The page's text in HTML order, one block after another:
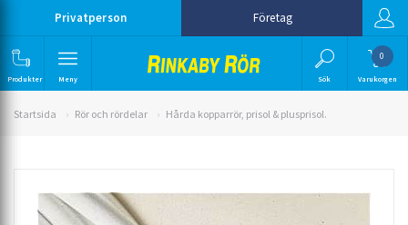
Privatperson Företag
Produkter Meny Sök
0
Varukorgen
Startsida Rör och rördelar Hårda kopparrör, prisol & plusprisol.